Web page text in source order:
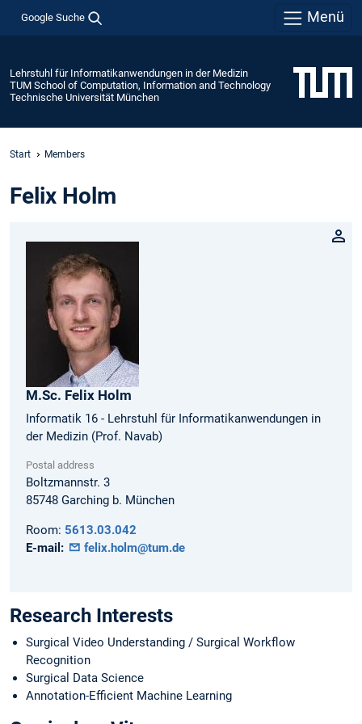
Google Suche Menü
Lehrstuhl für Informatikanwendungen in der Medizin
TUM School of Computation, Information and Technology
Technische Universität München
Start Members
Felix Holm
M.Sc. Felix Holm
Informatik 16 - Lehrstuhl für Informatikanwendungen in
der Medizin (Prof. Navab)
Postal address
Boltzmannstr. 3
85748 Garching b. München
Room: 5613.03.042
E-mail:
felix.holm@tum.de
Research Interests
Surgical Video Understanding / Surgical Workflow
Recognition
Surgical Data Science
Annotation-Efficient Machine Learning